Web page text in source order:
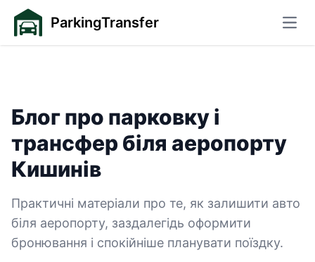
ParkingTransfer
Блог про парковку і
трансфер біля аеропорту
Кишинів— сторінка 5
Практичні матеріали про те, як залишити авто
біля аеропорту, заздалегідь оформити
бронювання і спокійніше планувати поїздку.